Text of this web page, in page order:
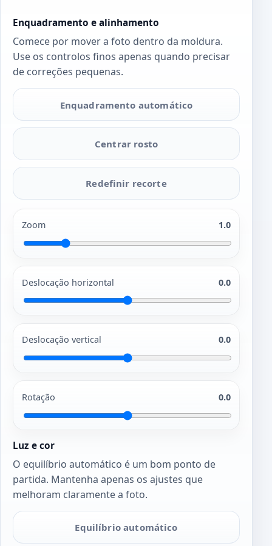
Enquadramento e alinhamento
Comece por mover a foto dentro da moldura.
Use os controlos finos apenas quando precisar
de correções pequenas.
Enquadramento automático
Centrar rosto
Redefinir recorte
Zoom 1.0
Deslocação horizontal 0.0
Deslocação vertical 0.0
Rotação 0.0
Luz e cor
O equilíbrio automático é um bom ponto de
partida. Mantenha apenas os ajustes que
melhoram claramente a foto.
Equilíbrio automático